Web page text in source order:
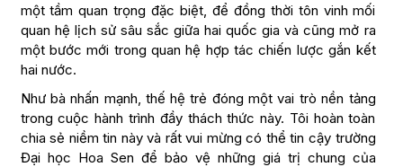
một tầm quan trọng đặc biệt, để đồng thời tôn vinh mối
quan hệ lịch sử sâu sắc giữa hai quốc gia và cũng mở ra
một bước mới trong quan hệ hợp tác chiến lược gắn kết
hai nước.
Như bà nhấn mạnh, thế hệ trẻ đóng một vai trò nền tảng
trong cuộc hành trình đầy thách thức này. Tôi hoàn toàn
chia sẻ niềm tin này và rất vui mừng có thể tin cậy trường
Đại học Hoa Sen để bảo vệ những giá trị chung của